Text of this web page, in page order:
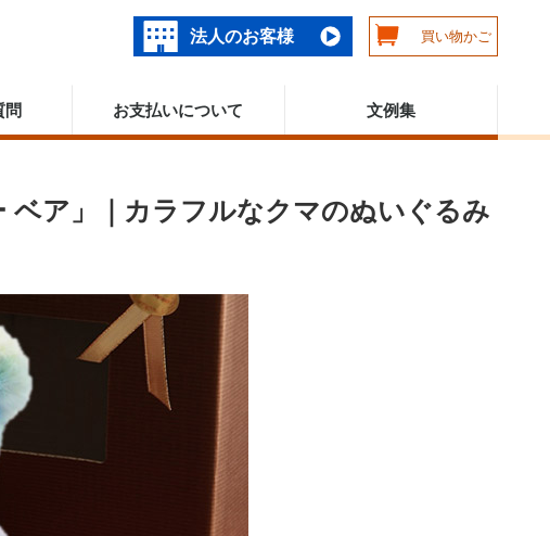
法人のお客様 買い物かご
問 お支払いについて 文例集
ベア」｜カラフルなクマのぬいぐるみ